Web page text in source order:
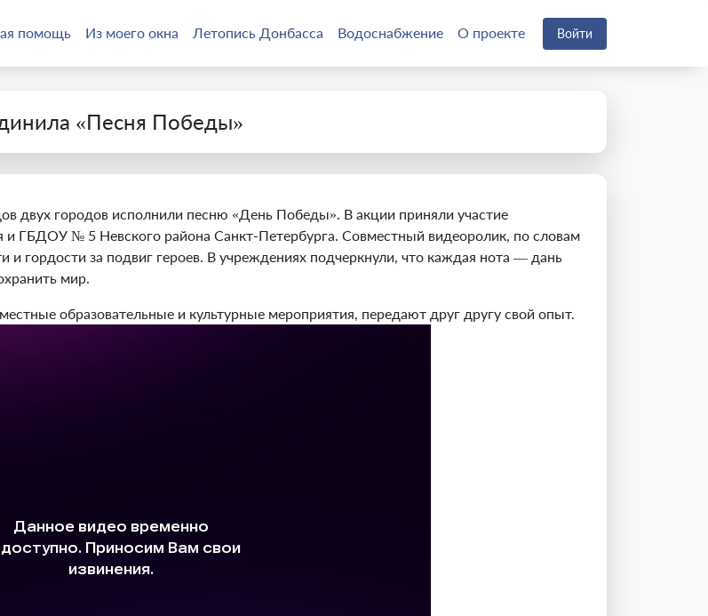
помощь Из моего окна Летопись Донбасса Водоснабжение О проекте Войти
«Песня Победы»
двух городов исполнили песню «День Победы». В акции приняли участие
ГБДОУ № 5 Невского района Санкт-Петербурга. Совместный видеоролик, по словам
и гордости за подвиг героев. В учреждениях подчеркнули, что каждая нота — дань
мир.
образовательные и культурные мероприятия, передают друг другу свой опыт.